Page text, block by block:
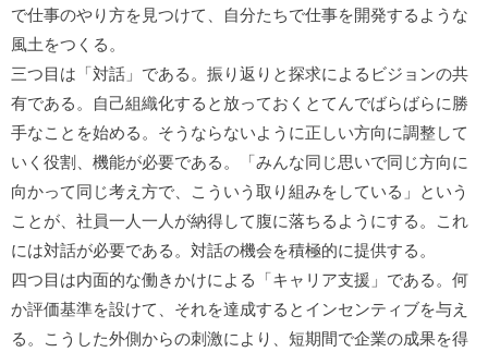
で仕事のやり方を見つけて、自分たちで仕事を開発するような
風土をつくる。
三つ目は「対話」である。振り返りと探求によるビジョンの共
有である。自己組織化すると放っておくとてんでばらばらに勝
手なことを始める。そうならないように正しい方向に調整して
いく役割、機能が必要である。「みんな同じ思いで同じ方向に
向かって同じ考え方で、こういう取り組みをしている」という
ことが、社員一人一人が納得して腹に落ちるようにする。これ
には対話が必要である。対話の機会を積極的に提供する。
四つ目は内面的な働きかけによる「キャリア支援」である。何
か評価基準を設けて、それを達成するとインセンティブを与え
る。こうした外側からの刺激により、短期間で企業の成果を得